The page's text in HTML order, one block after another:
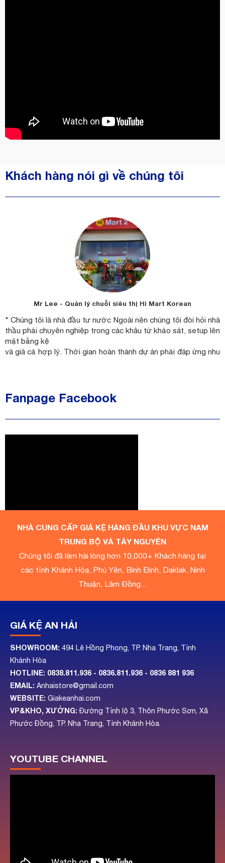
Khách hàng nói gì về chúng tôi
Mr Lee - Quản lý chuỗi siêu thị Hi Mart Korean
" Chúng tôi là nhà đầu tư nước Ngoài nên chúng tôi đòi hỏi nhà
thầu phải chuyên nghiệp trong các khâu từ khảo sát, setup lên
mặt bằng kệ
và giá cả hợp lý. Thời gian hoàn thành dự án phải đáp ứng nhu
Fanpage Facebook
NHÀ CUNG CẤP GIÁ KỆ HÀNG ĐẦU KHU VỰC NAM
TRUNG BỘ VÀ TÂY NGUYÊN
Chúng tôi đã làm hài lòng hơn 10,000+ Khách hàng tại
các tỉnh Khánh Hòa, Phú Yên, Bình Định, Daklak, Ninh
Thuận, Lâm Đồng...
GIÁ KỆ AN HẢI
SHOWROOM: 494 Lê Hồng Phong, TP. Nha Trang, Tỉnh
Khánh Hòa
HOTLINE: 0838.811.936 - 0836.811.936 - 0836 881 936
EMAIL: Anhaistore@gmail.com
WEBSITE: Giakeanhai.com
VP&KHO, XƯỞNG: Đường Tỉnh lộ 3, Thôn Phước Sơn, Xã
Phước Đồng, TP. Nha Trang, Tỉnh Khánh Hòa.
YOUTUBE CHANNEL